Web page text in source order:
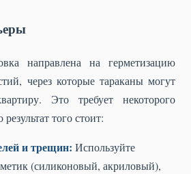
направлена на герметизацию
через которые тараканы могут
Это требует некоторого
того стоит:
и трещин: Используйте
(силиконовый, акриловый),